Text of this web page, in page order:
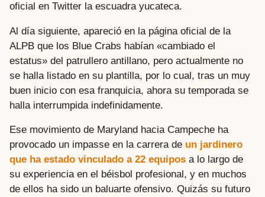
oficial en Twitter la escuadra yucateca.
Al día siguiente, apareció en la página oficial de la
ALPB que los Blue Crabs habían «cambiado el
estatus» del patrullero antillano, pero actualmente no
se halla listado en su plantilla, por lo cual, tras un muy
buen inicio con esa franquicia, ahora su temporada se
halla interrumpida indefinidamente.
Ese movimiento de Maryland hacia Campeche ha
provocado un impasse en la carrera de un jardinero
que ha estado vinculado a 22 equipos a lo largo de
su experiencia en el béisbol profesional, y en muchos
de ellos ha sido un baluarte ofensivo. Quizás su futuro